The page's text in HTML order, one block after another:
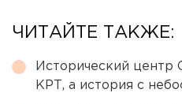
ЧИТАЙТЕ ТАКЖЕ:
Исторический центр
КРТ, а история с